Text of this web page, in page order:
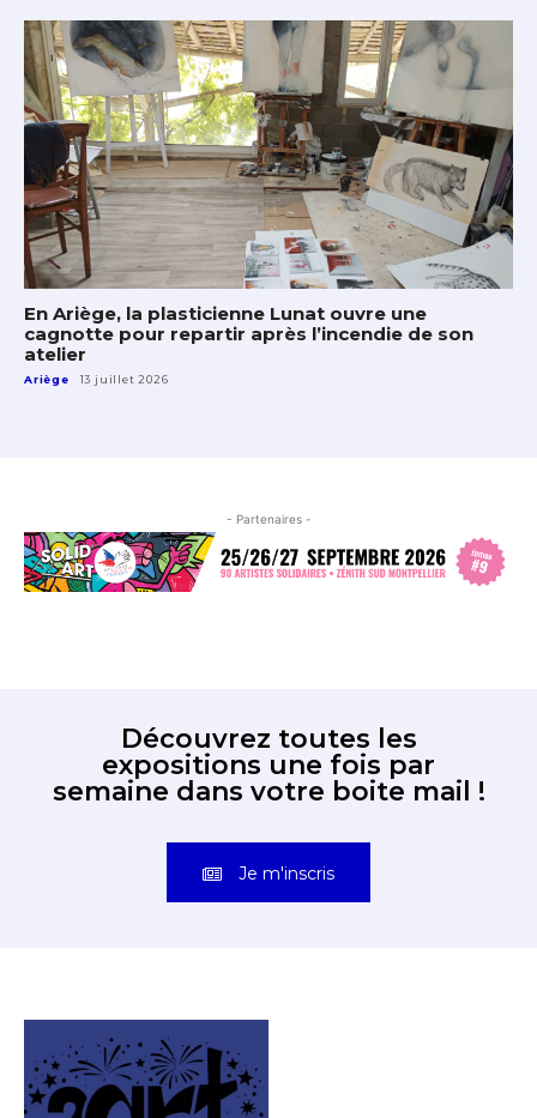
En Ariège, la plasticienne Lunat ouvre une
cagnotte pour repartir après l’incendie de son
atelier
Ariège 13 juillet 2026
- Partenaires -
Découvrez toutes les
expositions une fois par
semaine dans votre boite mail !
Je m'inscris